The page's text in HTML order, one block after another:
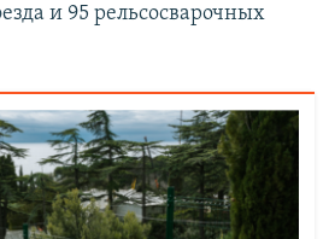
и 95 рельсосварочных